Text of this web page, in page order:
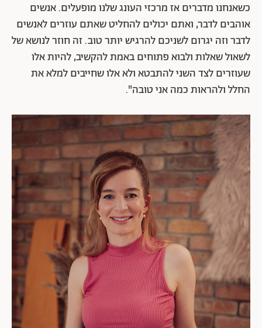
כשאנחנו מדברים אז מרכזי העונג שלנו מופעלים. אנשים
אוהבים לדבר, ואתם יכולים להחליט שאתם עוזרים לאנשים
לדבר וזה יגרום לשניכם להרגיש יותר טוב. זה חוזר לנושא של
לשאול שאלות ולבוא פתוחים באמת להקשיב, להיות אלו
שעוזרים לצד השני להתבטא ולא אלו שחייבים למלא את
החלל ולהראות כמה אני טובה".